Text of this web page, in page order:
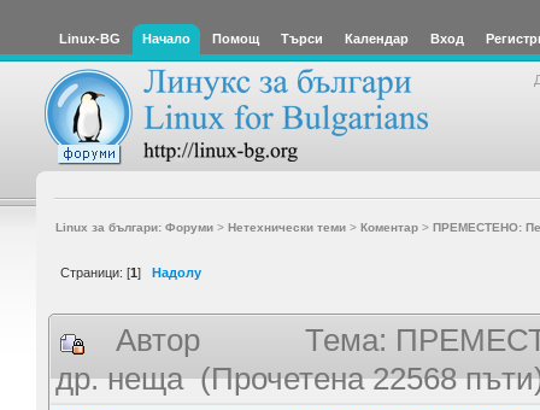
Linux-BG Начало Помощ Търси Календар Вход
Linux за българи: Форуми> Нетехнически теми> Коментар> ПРЕМЕСТЕНО:
Страници: [1] Надолу
Автор
Тема:
др. неща (Прочетена 22568